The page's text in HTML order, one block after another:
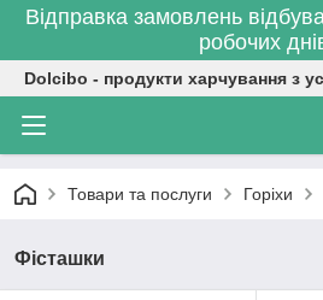
Відправка замовлень
робочих
Dolcibo - продукти харчування з
Товари та послуги Горіхи
Фісташки